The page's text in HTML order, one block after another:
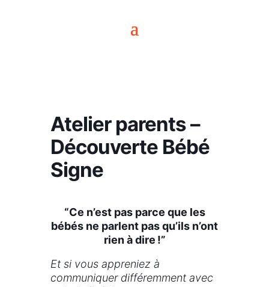
Atelier parents –
Découverte Bébé
Signe
“Ce n’est pas parce que les
bébés ne parlent pas qu’ils n’ont
rien à dire !”
Et si vous appreniez à
communiquer différemment avec